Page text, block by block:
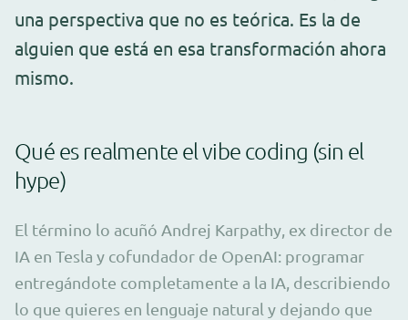
una perspectiva que no es teórica. Es la de
alguien que está en esa transformación ahora
mismo.
Qué es realmente el vibe coding (sin el
hype)
El término lo acuñó Andrej Karpathy, ex director de
IA en Tesla y cofundador de OpenAI: programar
entregándote completamente a la IA, describiendo
lo que quieres en lenguaje natural y dejando que